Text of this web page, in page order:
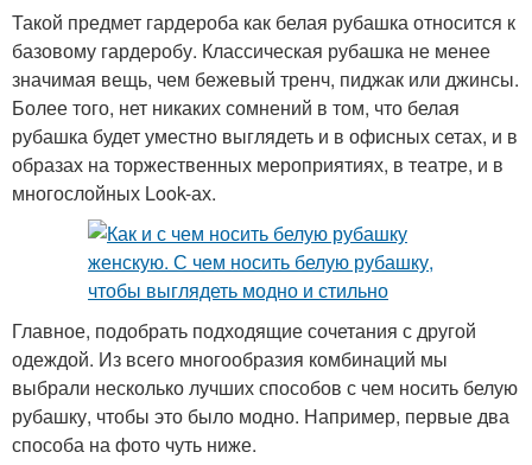
Такой предмет гардероба как белая рубашка относится к
базовому гардеробу. Классическая рубашка не менее
значимая вещь, чем бежевый тренч, пиджак или джинсы.
Более того, нет никаких сомнений в том, что белая
рубашка будет уместно выглядеть и в офисных сетах, и в
образах на торжественных мероприятиях, в театре, и в
многослойных Look-ах.
Главное, подобрать подходящие сочетания с другой
одеждой. Из всего многообразия комбинаций мы
выбрали несколько лучших способов с чем носить белую
рубашку, чтобы это было модно. Например, первые два
способа на фото чуть ниже.